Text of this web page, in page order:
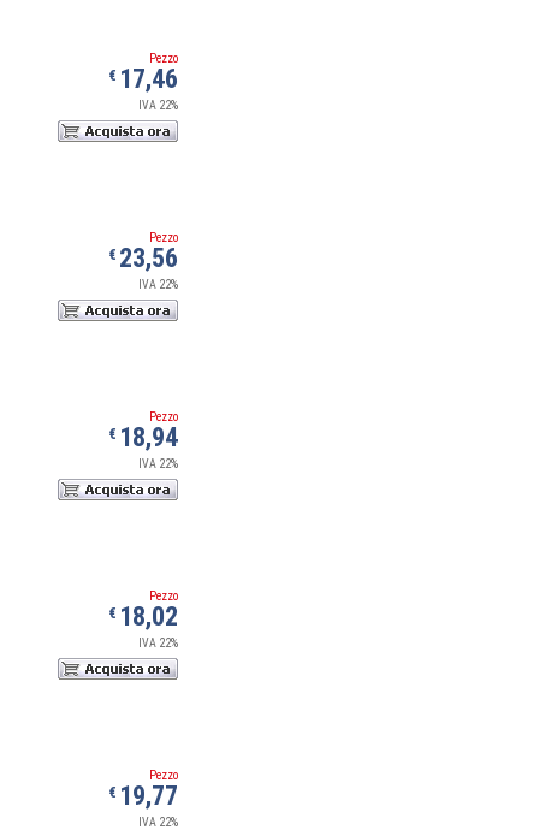
Pezzo
€ 17,46
IVA 22%
Pezzo
€ 23,56
IVA 22%
Pezzo
€ 18,94
IVA 22%
Pezzo
€ 18,02
IVA 22%
Pezzo
€ 19,77
IVA 22%